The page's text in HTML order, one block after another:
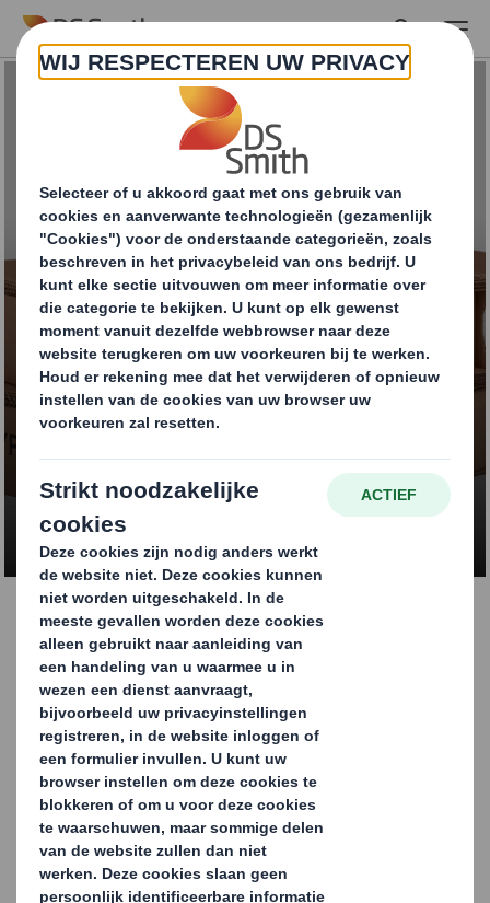
Skip to main content
Golfkartonnen pallets
NEEM CONTACT OP
Golfkartonnen pallets
Onze golfkartonnen pallets zijn ontworpen
voor uiteenlopende toepassingen en bieden
een schoner, ecologischer, goedkoper en
lichter alternatief voor traditionele houten
en plastic pallets.
NEEM CONTACT OP VOOR MEER